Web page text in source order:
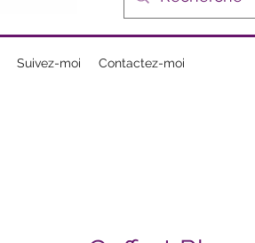
Suivez-moi Contactez-moi